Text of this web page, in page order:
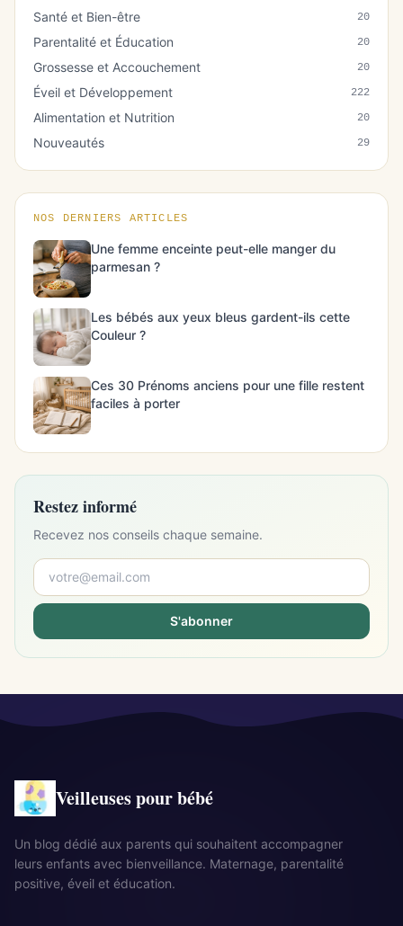
Santé et Bien-être 20
Parentalité et Éducation 20
Grossesse et Accouchement 20
Éveil et Développement 222
Alimentation et Nutrition 20
Nouveautés 29
NOS DERNIERS ARTICLES
Une femme enceinte peut-elle manger du
parmesan ?
Les bébés aux yeux bleus gardent-ils cette
Couleur ?
Ces 30 Prénoms anciens pour une fille restent
faciles à porter
Restez informé
Recevez nos conseils chaque semaine.
S'abonner
Veilleuses pour bébé
Un blog dédié aux parents qui souhaitent accompagner
leurs enfants avec bienveillance. Maternage, parentalité
positive, éveil et éducation.